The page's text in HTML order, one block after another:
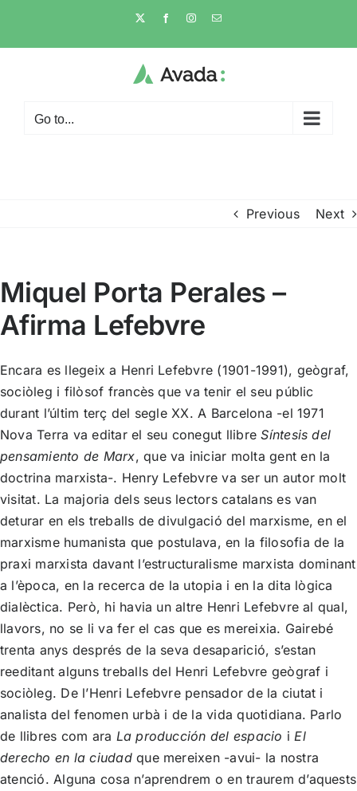
content
X FacebookInstagramEmail
Go to...
Previous Next
Miquel Porta Perales –
Afirma Lefebvre
Encara es llegeix a Henri Lefebvre (1901-1991), geògraf,
sociòleg i filòsof francès que va tenir el seu públic
durant l’últim terç del segle XX. A Barcelona -el 1971
Nova Terra va editar el seu conegut llibreSíntesis del
pensamiento de Marx, que va iniciar molta gent en la
doctrina marxista-. Henry Lefebvre va ser un autor molt
visitat. La majoria dels seus lectors catalans es van
deturar en els treballs de divulgació del marxisme, en el
marxisme humanista que postulava, en la filosofia de la
praxi marxista davant l’estructuralisme marxista dominant
a l’època, en la recerca de la utopia i en la dita lògica
dialèctica. Però, hi havia un altre Henri Lefebvre al qual,
llavors, no se li va fer el cas que es mereixia. Gairebé
trenta anys després de la seva desaparició, s’estan
reeditant alguns treballs del Henri Lefebvre geògraf i
sociòleg. De l’Henri Lefebvre pensador de la ciutat i
analista del fenomen urbà i de la vida quotidiana. Parlo
de llibres com ara La producción del espacio i El
derecho en la ciudadque mereixen -avui- la nostra
atenció. Alguna cosa n’aprendrem o en traurem d’aquests